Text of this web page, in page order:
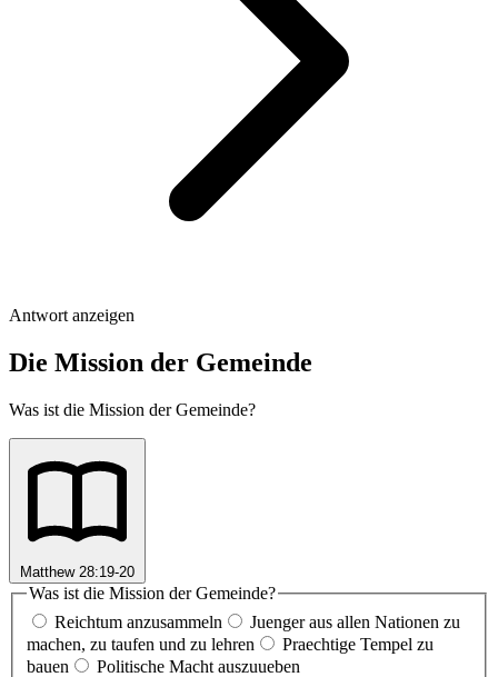
Antwort anzeigen
Die Mission der Gemeinde
Was ist die Mission der Gemeinde?
Matthew 28:19-20
Was ist die Mission der Gemeinde?
Reichtum anzusammeln
Juenger aus allen Nationen zu
machen, zu taufen und zu lehren
Praechtige Tempel zu
bauen
Politische Macht auszuueben